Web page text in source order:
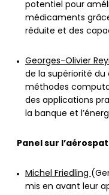
potentiel pour
médicaments
réduite et des
Georges-Olivier
de la supériorité du
méthodes
des applications
la banque et
Panel sur
Michel Friedling
mis en avant leur